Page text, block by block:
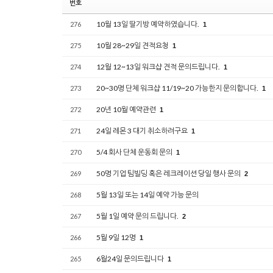
번호
276 10월 13일 딸기방 예약하였습니다. 1
275 10월 28~29일 견적요청 1
274 12월 12~13일 워크샵 견적 문의드립니다. 1
273 20~30명 단체 워크샵 11/19~20 가능한지 문의합니다. 1
272 20년 10월 예약관련 1
271 24일 레몬 3 대기 취소하려구요 1
270 5/4 회사 단체 운동회 문의 1
269 50명 기업 팀빌딩 혹은 레크레이션 당일 행사 문의 2
268 5월 13일 또는 14일 예약 가능 문의
267 5월 1일 예약 문의 드립니다. 2
266 5월 9일 12명 1
265 6월24일 문의드립니다 1